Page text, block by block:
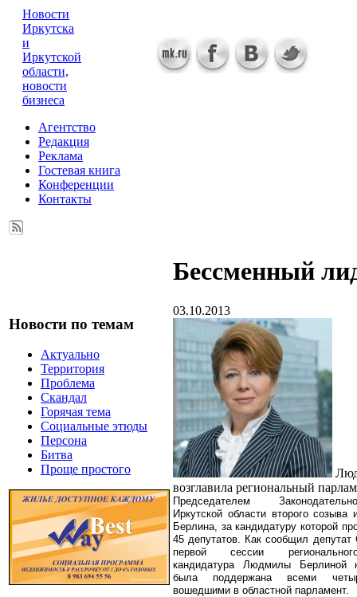
Новости
Иркутска
и
Иркутской
области,
новости
бизнеса
Агентство
Редакция
Реклама
Гостевая книга
Конференции
Контакты
Новости по темам
Актуально
Территория
Проблема
Скандал
Горячая тема
Социальные этюды
Персона
Битва
Проще простого
Бессменный
03.10.2013
возглавила региональный
Председателем
Иркутской области второго
Берлина, за кандидатуру которой
45 депутатов. Как сообщил депутат
первой сессии
кандидатура Людмилы Берлиной
была поддержана всеми
вошедшими в областной парламент.